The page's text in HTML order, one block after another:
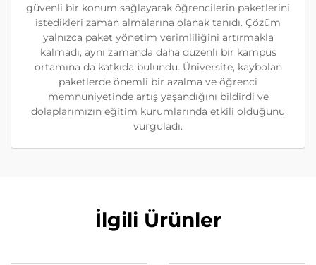
güvenli bir konum sağlayarak öğrencilerin paketlerini
istedikleri zaman almalarına olanak tanıdı. Çözüm
yalnızca paket yönetim verimliliğini artırmakla
kalmadı, aynı zamanda daha düzenli bir kampüs
ortamına da katkıda bulundu. Üniversite, kaybolan
paketlerde önemli bir azalma ve öğrenci
memnuniyetinde artış yaşandığını bildirdi ve
dolaplarımızın eğitim kurumlarında etkili olduğunu
vurguladı.
İlgili Ürünler